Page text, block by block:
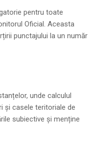
pentru toate
Oficial. Aceasta
punctajului la un număr
unde calculul
și casele teritoriale de
subiective și menține